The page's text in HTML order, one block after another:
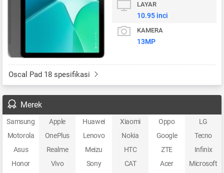
LAYAR
10.95 inci
KAMERA
13MP
Oscal Pad 18 spesifikasi
Merek
Samsung Apple Huawei Xiaomi Oppo
LG
Motorola
OnePlus Lenovo Nokia Google
Tecno
Asus
Realme Meizu HTC ZTE
Infinix
Honor
Vivo Sony CAT Acer
Microsoft